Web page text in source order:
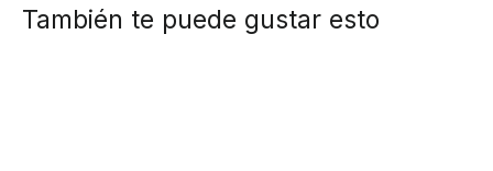
También te puede gustar esto